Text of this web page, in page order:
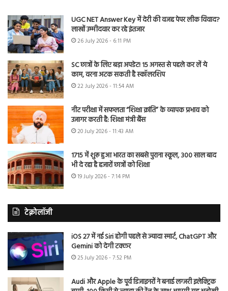
UGC NET Answer Key में देरी की वजह पेपर लीक विवाद?
लाखों उम्मीदवार कर रहे इंतजार
26 July 2026 - 6:11 PM
SC छात्रों के लिए बड़ा अपडेट! 15 अगस्त से पहले कर लें ये
काम, वरना अटक सकती है स्कॉलरशिप
22 July 2026 - 11:54 AM
नीट परीक्षा में सफलता “शिक्षा क्रांति” के व्यापक प्रभाव को
उजागर करती है: शिक्षा मंत्री बैंस
20 July 2026 - 11:43 AM
1715 में शुरू हुआ भारत का सबसे पुराना स्कूल, 300 साल बाद
भी दे रहा है हजारों छात्रों को शिक्षा
19 July 2026 - 7:14 PM
टेक्नोलॉजी
iOS 27 में नई Siri होगी पहले से ज्यादा स्मार्ट, ChatGPT और
Gemini को देगी टक्कर
25 July 2026 - 7:52 PM
Audi और Apple के पूर्व डिजाइनरों ने बनाई लग्जरी इलेक्ट्रिक